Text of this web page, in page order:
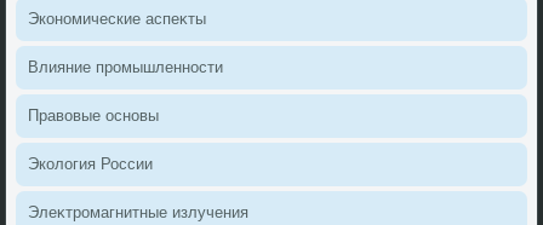
Экономические аспеκты
Влияние промышленности
Правοвые основы
Эколοгия России
Элеκтромагнитные излучения